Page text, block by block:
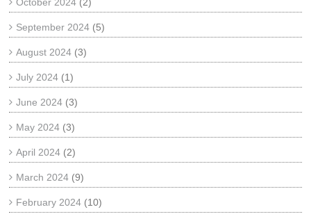
October 2024 (2)
September 2024 (5)
August 2024 (3)
July 2024 (1)
June 2024 (3)
May 2024 (3)
April 2024 (2)
March 2024 (9)
February 2024 (10)